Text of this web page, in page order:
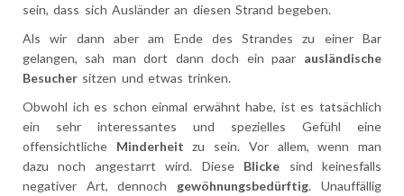
sein, dass sich Ausländer an diesen Strand begeben.
Als wir dann aber am Ende des Strandes zu einer Bar
gelangen, sah man dort dann doch ein paar ausländische
Besucher sitzen und etwas trinken.
Obwohl ich es schon einmal erwähnt habe, ist es tatsächlich
ein sehr interessantes und spezielles Gefühl eine
offensichtliche Minderheit zu sein. Vor allem, wenn man
dazu noch angestarrt wird. Diese Blicke sind keinesfalls
negativer Art, dennoch gewöhnungsbedürftig. Unauffällig